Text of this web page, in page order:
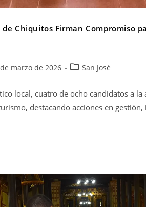
de Chiquitos Firman Compromiso
marzo de 2026 San José
local, cuatro de ocho candidatos a
destacando acciones en